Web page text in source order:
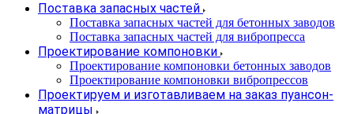
Поставка запасных частей
Поставка запасных частей для бетонных заводов
Поставка запасных частей для вибропресса
Проектирование компоновки
Проектирование компоновки бетонных заводов
Проектирование компоновки вибропрессов
Проектируем и изготавливаем на заказ пуансон-
матрицы